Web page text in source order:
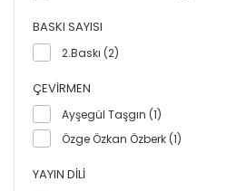
BASKI SAYISI
2.Baskı (2)
ÇEVIRMEN
Ayşegül Taşgın (1)
Özge Özkan Özberk (1)
YAYIN DILI